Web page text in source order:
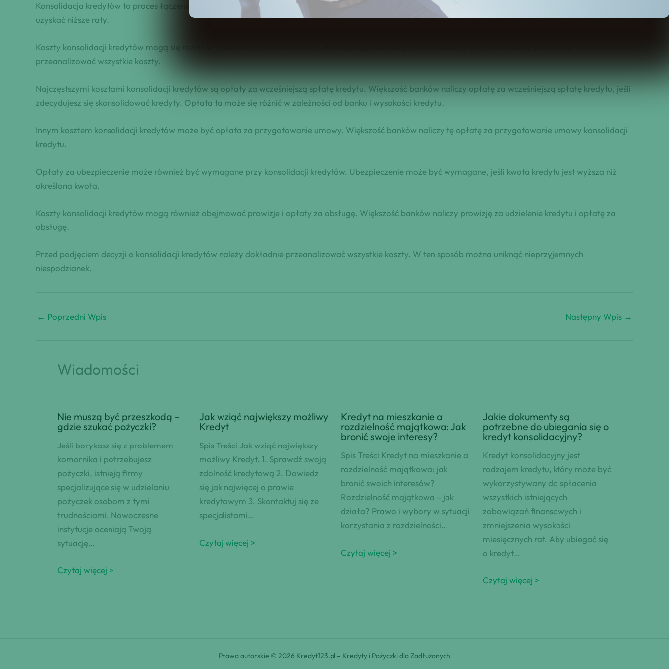
Konsolidacja kredytów to proces łączenia kilku kredytów w jeden. Może być to opłacalne dla osób, które mają kilka kredytów i chcą je połączyć w jeden, aby
uzyskać niższe raty.
Koszty konsolidacji kredytów mogą się różnić w zależności od banku i oferty. Przed podjęciem decyzji o konsolidacji kredytów należy dokładnie
przeanalizować wszystkie koszty.
Najczęstszymi kosztami konsolidacji kredytów są opłaty za wcześniejszą spłatę kredytu. Większość banków naliczy opłatę za wcześniejszą spłatę kredytu, jeśli
zdecydujesz się skonsolidować kredyty. Opłata ta może się różnić w zależności od banku i wysokości kredytu.
Innym kosztem konsolidacji kredytów może być opłata za przygotowanie umowy. Większość banków naliczy tę opłatę za przygotowanie umowy konsolidacji
kredytu.
Opłaty za ubezpieczenie może również być wymagane przy konsolidacji kredytów. Ubezpieczenie może być wymagane, jeśli kwota kredytu jest wyższa niż
określona kwota.
Koszty konsolidacji kredytów mogą również obejmować prowizje i opłaty za obsługę. Większość banków naliczy prowizję za udzielenie kredytu i opłatę za
obsługę.
Przed podjęciem decyzji o konsolidacji kredytów należy dokładnie przeanalizować wszystkie koszty. W ten sposób można uniknąć nieprzyjemnych
niespodzianek.
← Poprzedni Wpis Następny Wpis →
Wiadomości
Nie muszą być przeszkodą –
gdzie szukać pożyczki?
Jeśli borykasz się z problemem
komornika i potrzebujesz
pożyczki, istnieją firmy
specjalizujące się w udzielaniu
pożyczek osobom z tymi
trudnościami. Nowoczesne
instytucje oceniają Twoją
sytuację…
Czytaj więcej >
Jak wziąć największy możliwy
Kredyt
Spis Treści Jak wziąć największy
możliwy Kredyt. 1. Sprawdź swoją
zdolność kredytową 2. Dowiedz
się jak najwięcej o prawie
kredytowym 3. Skontaktuj się ze
specjalistami…
Czytaj więcej >
Kredyt na mieszkanie a
rozdzielność majątkowa: Jak
bronić swoje interesy?
Spis Treści Kredyt na mieszkanie a
rozdzielność majątkowa: jak
bronić swoich interesów?
Rozdzielność majątkowa – jak
działa? Prawo i wybory w sytuacji
korzystania z rozdzielności…
Czytaj więcej >
Jakie dokumenty są
potrzebne do ubiegania się o
kredyt konsolidacyjny?
Kredyt konsolidacyjny jest
rodzajem kredytu, który może być
wykorzystywany do spłacenia
wszystkich istniejących
zobowiązań finansowych i
zmniejszenia wysokości
miesięcznych rat. Aby ubiegać się
o kredyt…
Czytaj więcej >
Prawa autorskie © 2026 Kredyt123.pl – Kredyty i Pożyczki dla Zadłużonych